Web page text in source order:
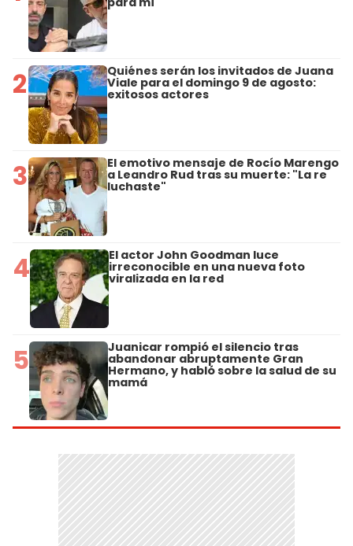
2 Quiénes serán los invitados de Juana
Viale para el domingo 9 de agosto:
exitosos actores
3 El emotivo mensaje de Rocío Marengo
a Leandro Rud tras su muerte: "La re
luchaste"
4 El actor John Goodman luce
irreconocible en una nueva foto
viralizada en la red
5 Juanicar rompió el silencio tras
abandonar abruptamente Gran
Hermano, y habló sobre la salud de su
mamá